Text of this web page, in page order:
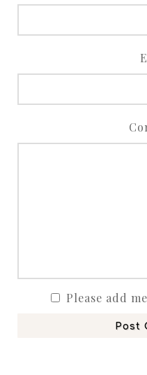
Please add
Post